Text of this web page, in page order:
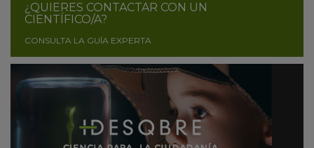
¿QUIERES CONTACTAR CON UN
CIENTÍFICO/A?
CONSULTA LA GUÍA EXPERTA